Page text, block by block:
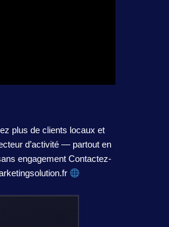
plus de clients locaux et
d’activité — partout en
engagement Contactez-